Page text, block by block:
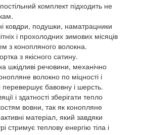
комплект підходить не
ковдри, подушки, наматрацники
і прохолодних зимових місяців
з конопляного волокна.
з якісного сатину.
шкідливі речовини, механічно
волокно по міцності і
перевершує бавовну і шерсть.
і здатності зберігати тепло
вовни, так як конопляне
матеріал, який завдяки
стримує теплову енергію тіла і